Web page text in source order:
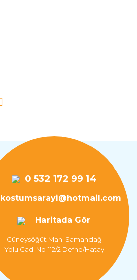
0 532 172 99 14
kostumsarayi@hotmail.com
Haritada Gör
Güneysöğüt Mah. Samandağ
Yolu Cad. No:112/2 Defne/Hatay